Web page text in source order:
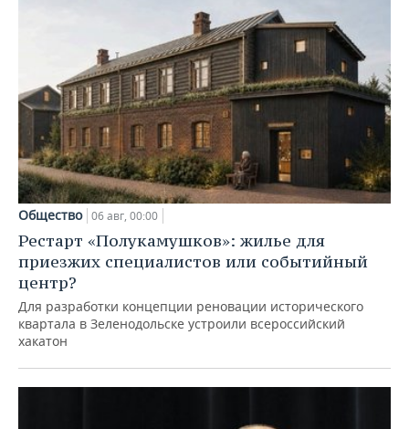
Общество 06 авг, 00:00
Рестарт «Полукамушков»: жилье для
приезжих специалистов или событийный
центр?
Для разработки концепции реновации исторического
квартала в Зеленодольске устроили всероссийский
хакатон